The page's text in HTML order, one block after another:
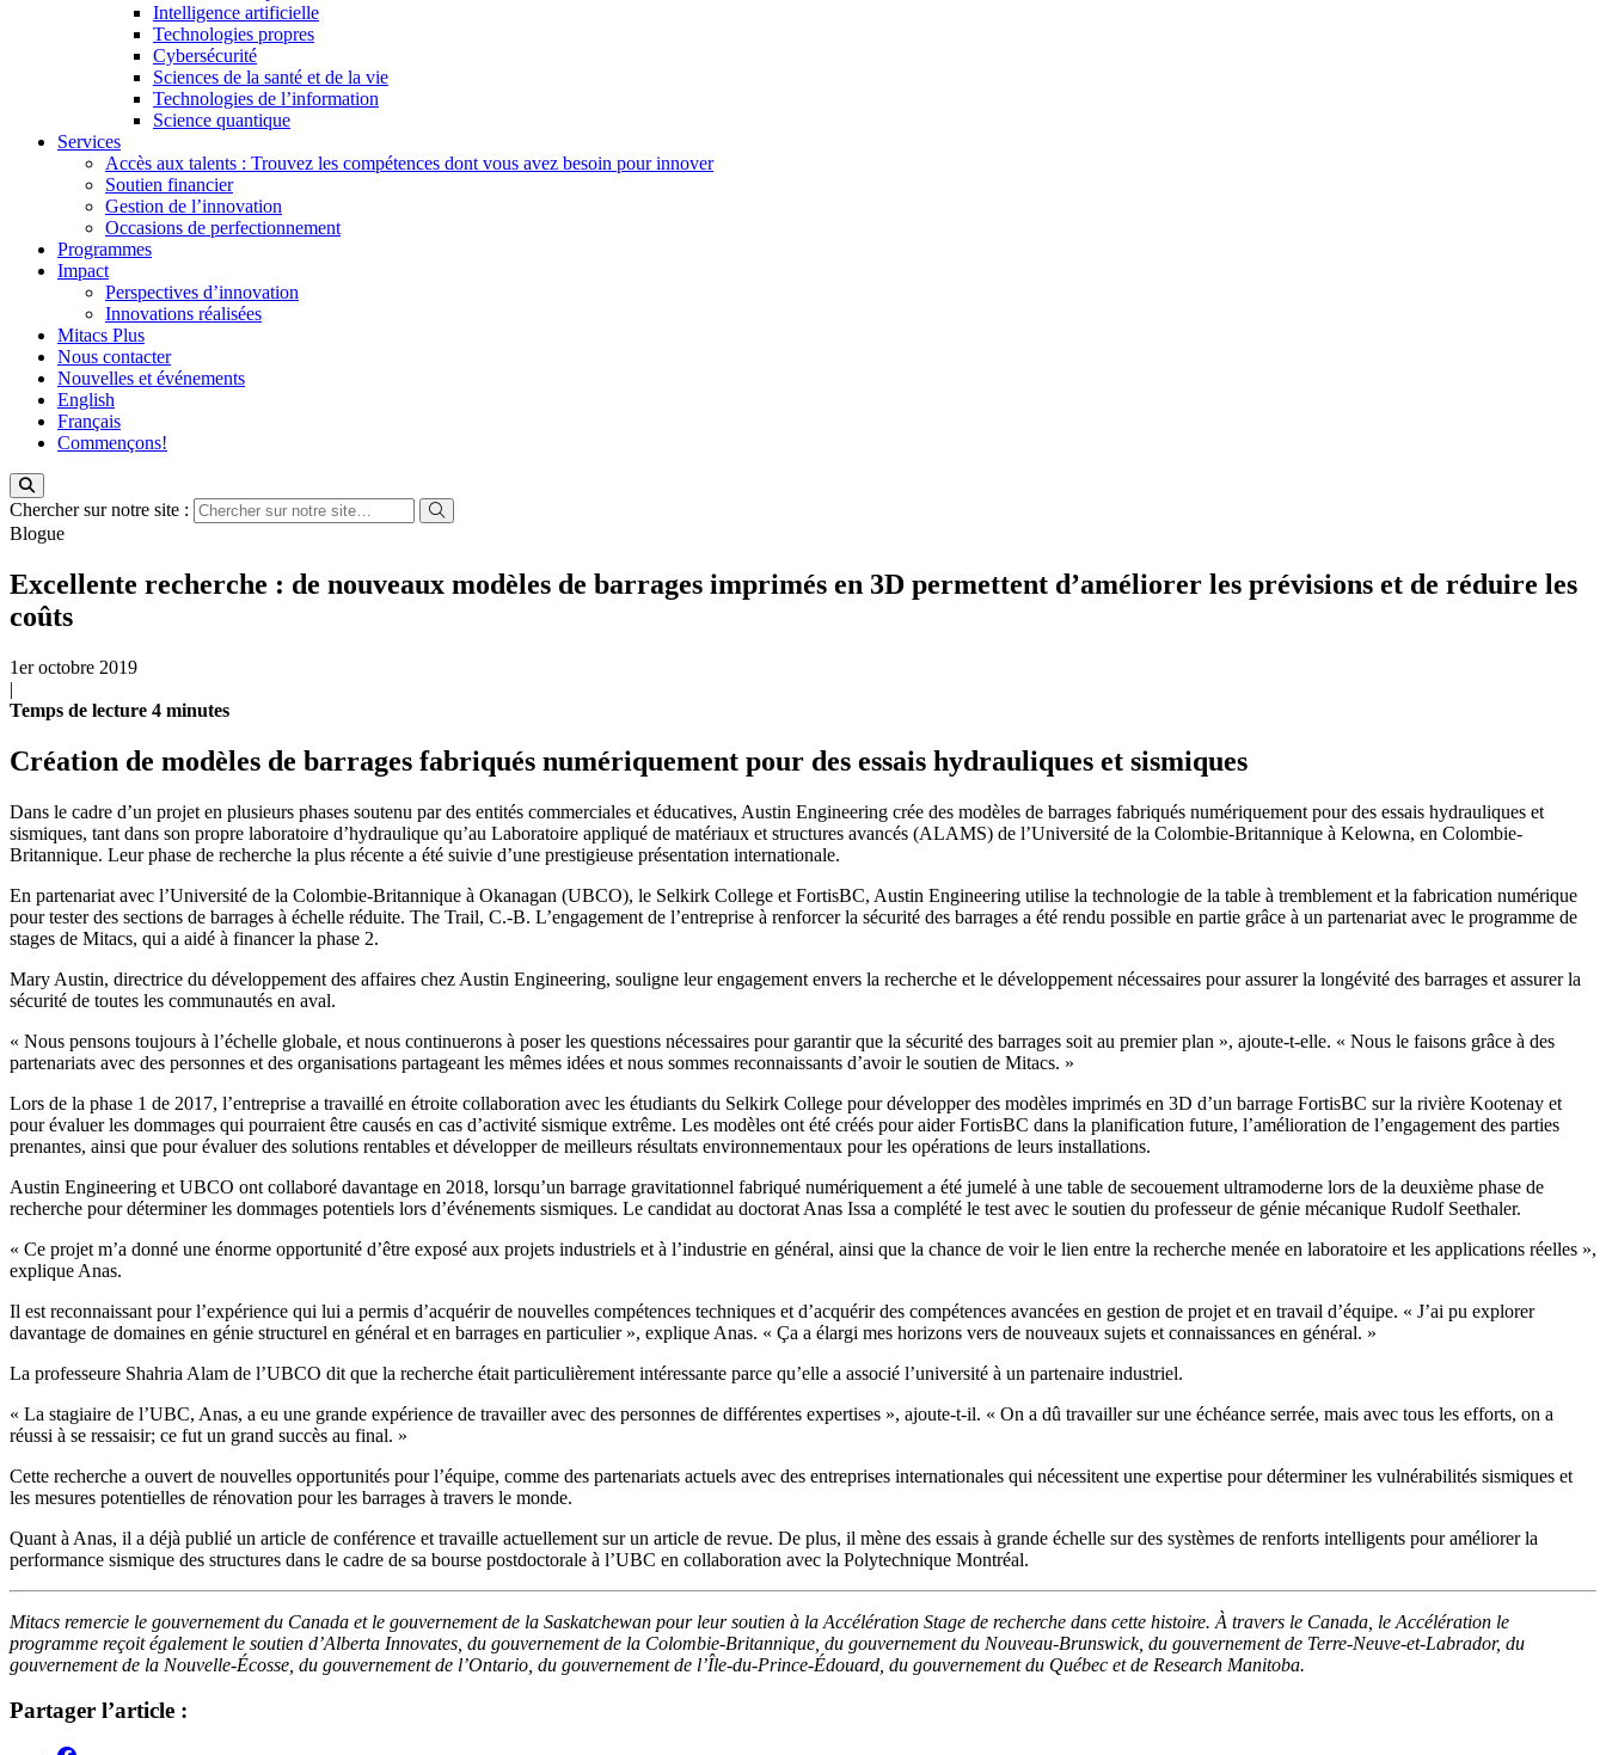
Intelligence artificielle
Technologies propres
Cybersécurité
Sciences de la santé et de la vie
Technologies de l’information
Science quantique
Services
Accès aux talents : Trouvez les compétences dont vous avez besoin pour innover
Soutien financier
Gestion de l’innovation
Occasions de perfectionnement
Programmes
Impact
Perspectives d’innovation
Innovations réalisées
Mitacs Plus
Nous contacter
Nouvelles et événements
English
Français
Commençons!
Chercher sur notre site :
Blogue
Excellente recherche : de nouveaux modèles de barrages imprimés en 3D permettent d’améliorer les prévisions et de réduire les
coûts
1er octobre 2019
|
Temps de lecture 4 minutes
Création de modèles de barrages fabriqués numériquement pour des essais hydrauliques et sismiques
Dans le cadre d’un projet en plusieurs phases soutenu par des entités commerciales et éducatives, Austin Engineering crée des modèles de barrages fabriqués numériquement pour des essais hydrauliques et
sismiques, tant dans son propre laboratoire d’hydraulique qu’au Laboratoire appliqué de matériaux et structures avancés (ALAMS) de l’Université de la Colombie-Britannique à Kelowna, en Colombie-
Britannique. Leur phase de recherche la plus récente a été suivie d’une prestigieuse présentation internationale.
En partenariat avec l’Université de la Colombie-Britannique à Okanagan (UBCO), le Selkirk College et FortisBC, Austin Engineering utilise la technologie de la table à tremblement et la fabrication numérique
pour tester des sections de barrages à échelle réduite. The Trail, C.-B. L’engagement de l’entreprise à renforcer la sécurité des barrages a été rendu possible en partie grâce à un partenariat avec le programme de
stages de Mitacs, qui a aidé à financer la phase 2.
Mary Austin, directrice du développement des affaires chez Austin Engineering, souligne leur engagement envers la recherche et le développement nécessaires pour assurer la longévité des barrages et assurer la
sécurité de toutes les communautés en aval.
« Nous pensons toujours à l’échelle globale, et nous continuerons à poser les questions nécessaires pour garantir que la sécurité des barrages soit au premier plan », ajoute-t-elle. « Nous le faisons grâce à des
partenariats avec des personnes et des organisations partageant les mêmes idées et nous sommes reconnaissants d’avoir le soutien de Mitacs. »
Lors de la phase 1 de 2017, l’entreprise a travaillé en étroite collaboration avec les étudiants du Selkirk College pour développer des modèles imprimés en 3D d’un barrage FortisBC sur la rivière Kootenay et
pour évaluer les dommages qui pourraient être causés en cas d’activité sismique extrême. Les modèles ont été créés pour aider FortisBC dans la planification future, l’amélioration de l’engagement des parties
prenantes, ainsi que pour évaluer des solutions rentables et développer de meilleurs résultats environnementaux pour les opérations de leurs installations.
Austin Engineering et UBCO ont collaboré davantage en 2018, lorsqu’un barrage gravitationnel fabriqué numériquement a été jumelé à une table de secouement ultramoderne lors de la deuxième phase de
recherche pour déterminer les dommages potentiels lors d’événements sismiques. Le candidat au doctorat Anas Issa a complété le test avec le soutien du professeur de génie mécanique Rudolf Seethaler.
« Ce projet m’a donné une énorme opportunité d’être exposé aux projets industriels et à l’industrie en général, ainsi que la chance de voir le lien entre la recherche menée en laboratoire et les applications réelles »,
explique Anas.
Il est reconnaissant pour l’expérience qui lui a permis d’acquérir de nouvelles compétences techniques et d’acquérir des compétences avancées en gestion de projet et en travail d’équipe. « J’ai pu explorer
davantage de domaines en génie structurel en général et en barrages en particulier », explique Anas. « Ça a élargi mes horizons vers de nouveaux sujets et connaissances en général. »
La professeure Shahria Alam de l’UBCO dit que la recherche était particulièrement intéressante parce qu’elle a associé l’université à un partenaire industriel.
« La stagiaire de l’UBC, Anas, a eu une grande expérience de travailler avec des personnes de différentes expertises », ajoute-t-il. « On a dû travailler sur une échéance serrée, mais avec tous les efforts, on a
réussi à se ressaisir; ce fut un grand succès au final. »
Cette recherche a ouvert de nouvelles opportunités pour l’équipe, comme des partenariats actuels avec des entreprises internationales qui nécessitent une expertise pour déterminer les vulnérabilités sismiques et
les mesures potentielles de rénovation pour les barrages à travers le monde.
Quant à Anas, il a déjà publié un article de conférence et travaille actuellement sur un article de revue. De plus, il mène des essais à grande échelle sur des systèmes de renforts intelligents pour améliorer la
performance sismique des structures dans le cadre de sa bourse postdoctorale à l’UBC en collaboration avec la Polytechnique Montréal.
Mitacs remercie le gouvernement du Canada et le gouvernement de la Saskatchewan pour leur soutien à la Accélération Stage de recherche dans cette histoire. À travers le Canada, le Accélération le
programme reçoit également le soutien d’Alberta Innovates, du gouvernement de la Colombie-Britannique, du gouvernement du Nouveau-Brunswick, du gouvernement de Terre-Neuve-et-Labrador, du
gouvernement de la Nouvelle-Écosse, du gouvernement de l’Ontario, du gouvernement de l’Île-du-Prince-Édouard, du gouvernement du Québec et de Research Manitoba.
Partager l’article :